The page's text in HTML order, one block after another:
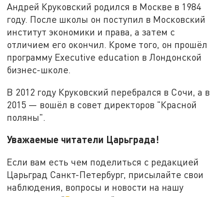
Андрей Круковский родился в Москве в 1984
году. После школы он поступил в Московский
институт экономики и права, а затем с
отличием его окончил. Кроме того, он прошёл
программу Executive education в Лондонской
бизнес-школе.
В 2012 году Круковский перебрался в Сочи, а в
2015 — вошёл в совет директоров "Красной
поляны".
Уважаемые читатели Царьграда!
Если вам есть чем поделиться с редакцией
Царьград Санкт-Петербург, присылайте свои
наблюдения, вопросы и новости на нашу